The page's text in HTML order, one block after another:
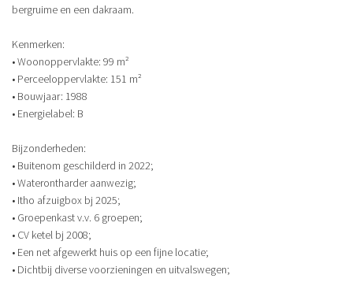
bergruime en een dakraam.
Kenmerken:
• Woonoppervlakte: 99 m²
• Perceeloppervlakte: 151 m²
• Bouwjaar: 1988
• Energielabel: B
Bijzonderheden:
• Buitenom geschilderd in 2022;
• Waterontharder aanwezig;
• Itho afzuigbox bj 2025;
• Groepenkast v.v. 6 groepen;
• CV ketel bj 2008;
• Een net afgewerkt huis op een fijne locatie;
• Dichtbij diverse voorzieningen en uitvalswegen;